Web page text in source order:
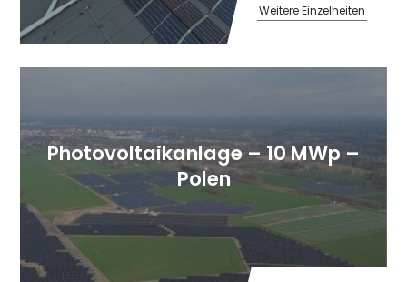
Weitere Einzelheiten
Photovoltaikanlage – 10 MWp –
Polen